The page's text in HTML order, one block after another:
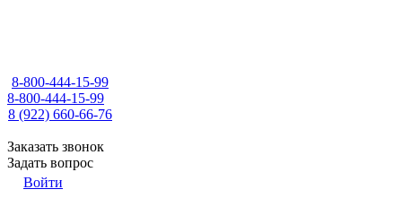
8-800-444-15-99
8-800-444-15-99
8 (922) 660-66-76
Заказать звонок
Задать вопрос
Войти